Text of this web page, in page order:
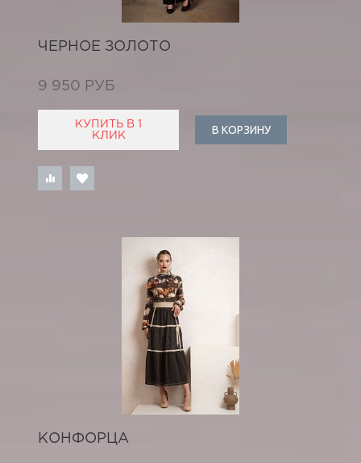
ЧЕРНОЕ ЗОЛОТО
9 950 РУБ
КУПИТЬ В 1
КЛИК
В КОРЗИНУ
КОНФОРЦА